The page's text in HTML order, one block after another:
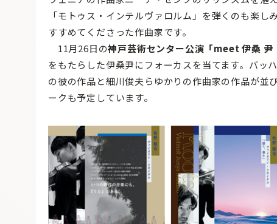
「モトゥス・インテルヴァロルム」を弾くのも楽
すすめてくださった作曲家です。
11月26日の神戸芸術センター公演「meet 伊桑 尹
をもたらした伊桑尹にフォーカスを当てます。バッ
の彼の作品と細川俊夫らゆかりの作曲家の作品が並
ークも予定しています。